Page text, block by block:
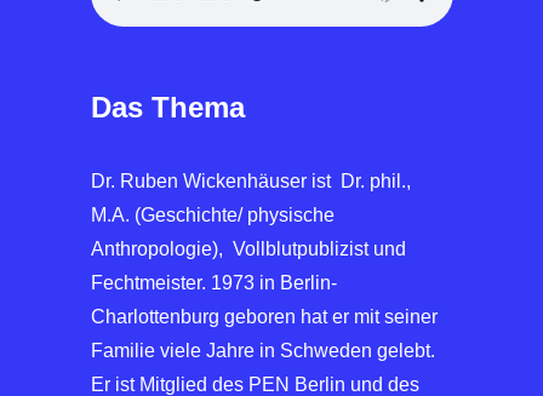
Das Thema
Dr. Ruben Wickenhäuser ist Dr. phil.,
M.A. (Geschichte/ physische
Anthropologie), Vollblutpublizist und
Fechtmeister. 1973 in Berlin-
Charlottenburg geboren hat er mit seiner
Familie viele Jahre in Schweden gelebt.
Er ist Mitglied des PEN Berlin und des